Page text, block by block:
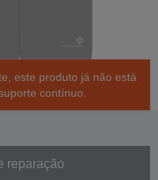
este produto já não está
contínuo.
reparação